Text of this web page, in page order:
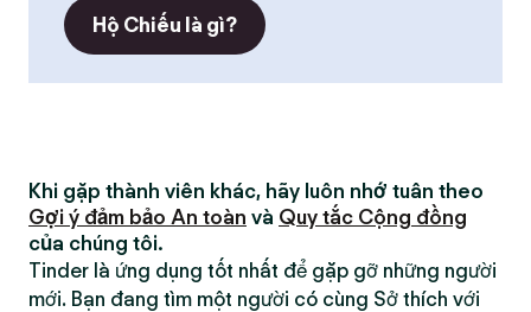
Hộ Chiếu là gì?
Khi gặp thành viên khác, hãy luôn nhớ tuân theo
Gợi ý đảm bảo An toàn và Quy tắc Cộng đồng
của chúng tôi.
Tinder là ứng dụng tốt nhất để gặp gỡ những người
mới. Bạn đang tìm một người có cùng Sở thích với